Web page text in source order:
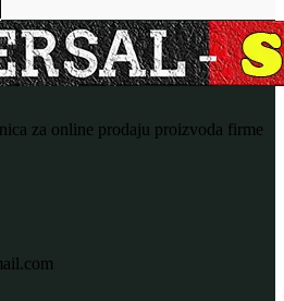
za online prodaju proizvoda firme